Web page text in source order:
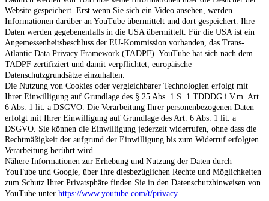
Website gespeichert. Erst wenn Sie sich ein Video ansehen, werden
Informationen darüber an YouTube übermittelt und dort gespeichert. Ihre
Daten werden gegebenenfalls in die USA übermittelt. Für die USA ist ein
Angemessenheitsbeschluss der EU-Kommission vorhanden, das Trans-
Atlantic Data Privacy Framework (TADPF). YouTube hat sich nach dem
TADPF zertifiziert und damit verpflichtet, europäische
Datenschutzgrundsätze einzuhalten.
Die Nutzung von Cookies oder vergleichbarer Technologien erfolgt mit
Ihrer Einwilligung auf Grundlage des § 25 Abs. 1 S. 1 TDDDG i.V.m. Art.
6 Abs. 1 lit. a DSGVO. Die Verarbeitung Ihrer personenbezogenen Daten
erfolgt mit Ihrer Einwilligung auf Grundlage des Art. 6 Abs. 1 lit. a
DSGVO. Sie können die Einwilligung jederzeit widerrufen, ohne dass die
Rechtmäßigkeit der aufgrund der Einwilligung bis zum Widerruf erfolgten
Verarbeitung berührt wird.
Nähere Informationen zur Erhebung und Nutzung der Daten durch
YouTube und Google, über Ihre diesbezüglichen Rechte und Möglichkeiten
zum Schutz Ihrer Privatsphäre finden Sie in den Datenschutzhinweisen von
YouTube unter https://www.youtube.com/t/privacy.